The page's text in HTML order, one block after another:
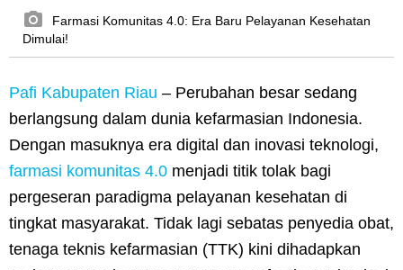
Farmasi Komunitas 4.0: Era Baru Pelayanan Kesehatan
Dimulai!
Pafi Kabupaten Riau – Perubahan besar sedang
berlangsung dalam dunia kefarmasian Indonesia.
Dengan masuknya era digital dan inovasi teknologi,
farmasi komunitas 4.0 menjadi titik tolak bagi
pergeseran paradigma pelayanan kesehatan di
tingkat masyarakat. Tidak lagi sebatas penyedia obat,
tenaga teknis kefarmasian (TTK) kini dihadapkan